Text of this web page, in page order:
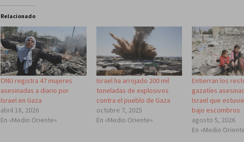
Relacionado
ONU registra 47 mujeres
asesinadas a diario por
Israel en Gaza
abril 18, 2026
En «Medio Oriente»
Israel ha arrojado 200 mil
toneladas de explosivos
contra el pueblo de Gaza
octubre 7, 2025
En «Medio Oriente»
Entierran los
gazatíes
Israel que
bajo escombros
agosto 5, 2026
En «Medio